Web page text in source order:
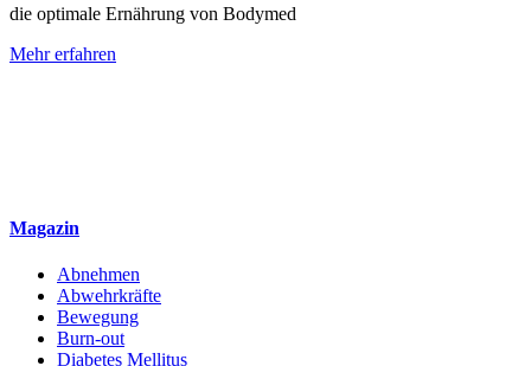
die optimale Ernährung von Bodymed
Mehr erfahren
Magazin
Abnehmen
Abwehrkräfte
Bewegung
Burn-out
Diabetes Mellitus